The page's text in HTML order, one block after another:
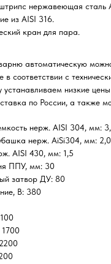
нержавеющая сталь
из AISI 316.
кран для пара.
автоматическую
в соответствии с
устанавливаем низкие
по России, а также
нерж. AISI 304, мм:
нерж. AiSi304, мм: 2,0
AISI 430, мм: 1,5
ППУ, мм: 30
затвор ДУ: 80
В: 380